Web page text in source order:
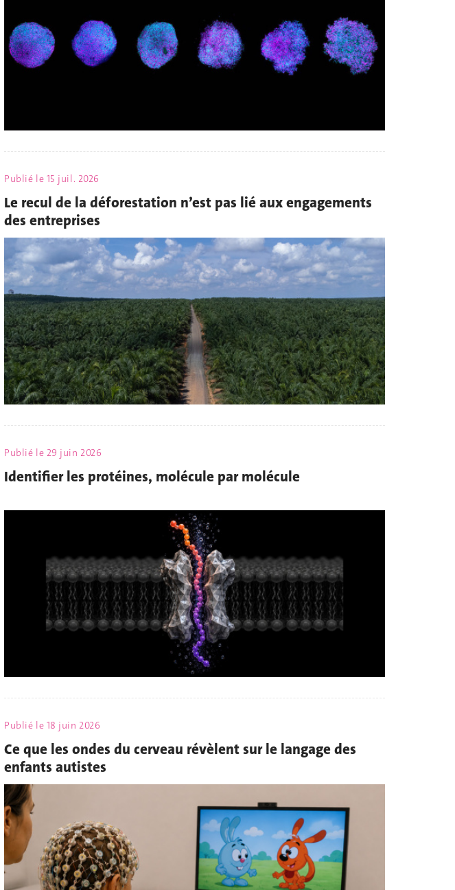
Publié le 15 juil. 2026
Le recul de la déforestation n’est pas lié aux engagements
des entreprises
Publié le 29 juin 2026
Identifier les protéines, molécule par molécule
Publié le 18 juin 2026
Ce que les ondes du cerveau révèlent sur le langage des
enfants autistes